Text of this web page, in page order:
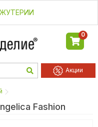
0
Акции
Fashion